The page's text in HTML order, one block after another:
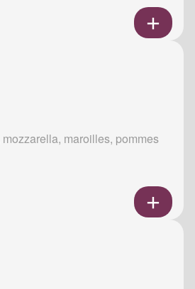
maroilles, pommes